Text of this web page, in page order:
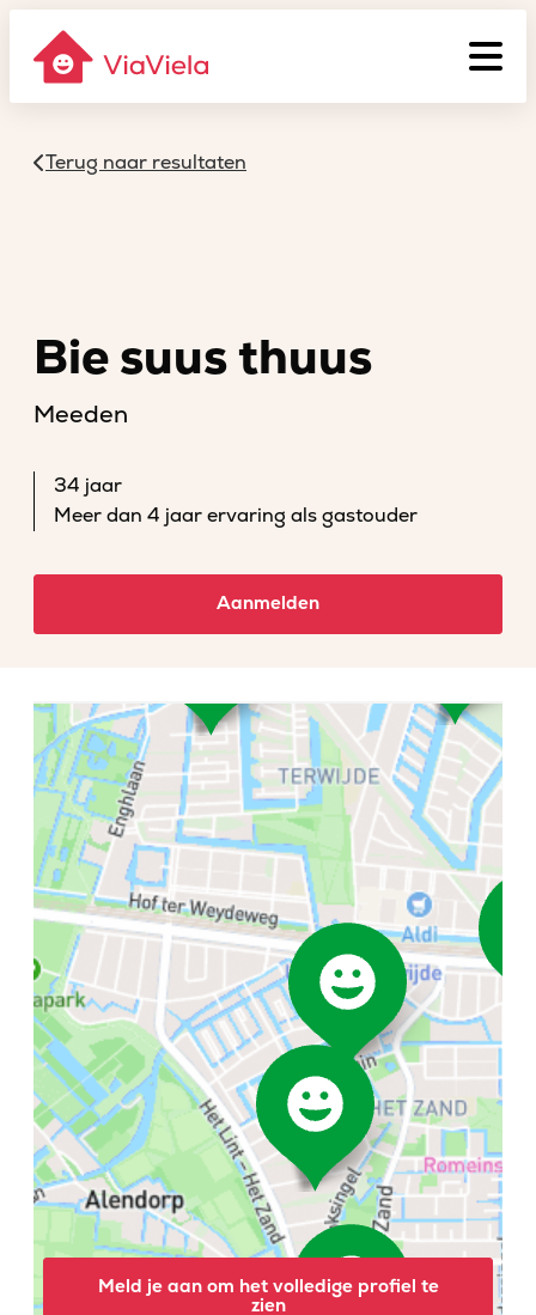
Terug naar resultaten
Bie suus thuus
Meeden
34 jaar
Meer dan 4 jaar ervaring als gastouder
Aanmelden
Meld je aan om het volledige profiel te
zien